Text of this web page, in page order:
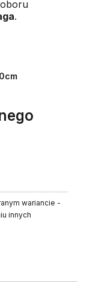
.
wariancie -
innych